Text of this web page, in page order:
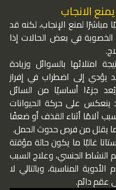
الانجاب
مباشرًا لمنع الإنجاب، لكنه قد
في بعض الحالات إذا
امتلائها بالسوائل وزيادة
يؤدي إلى اضطراب في إفراز
جزءًا أساسيًا من السائل
ينعكس على حركة الحيوانات
آلامًا أثناء القذف أو ضعفًا
ما يقلل من فرص حدوث الحمل.
غالبًا ما يكون حالة مؤقتة
النشاط الجنسي، وعلاج السبب
المناسبة، وبالتالي لا
عقم دائم.